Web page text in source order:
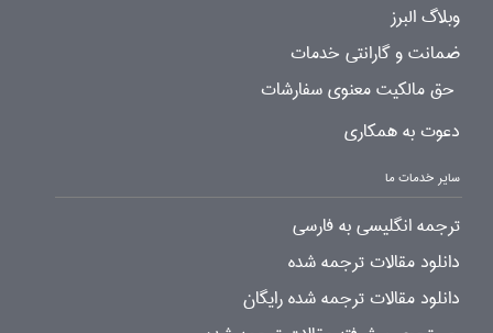
وبلاگ البرز
ضمانت و گارانتی خدمات
حق مالکیت معنوی سفارشات
دعوت به همکاری
سایر خدمات ما
ترجمه انگلیسی به فارسی
دانلود مقالات ترجمه شده
دانلود مقالات ترجمه شده رایگان